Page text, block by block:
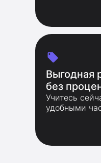
Выгодная
без
Учитесь
удобными